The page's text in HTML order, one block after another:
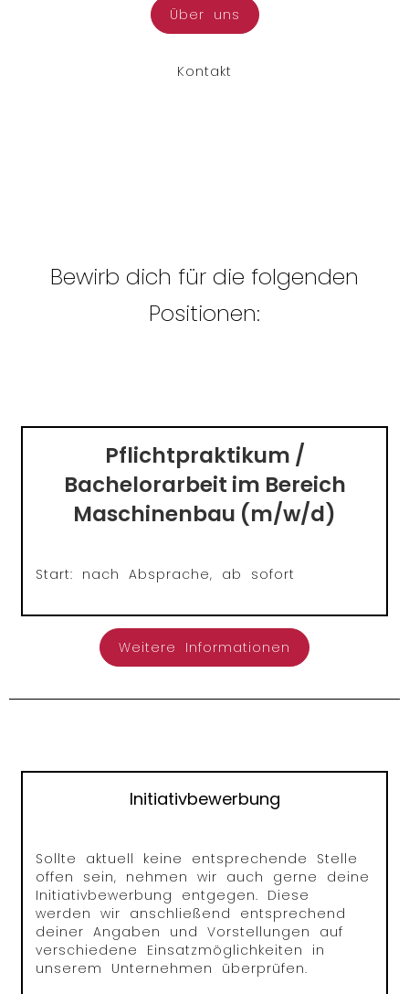
Über uns
Kontakt
Bewirb dich für die folgenden
Positionen:
Pflichtpraktikum /
Bachelorarbeit im Bereich
Maschinenbau (m/w/d)
Start: nach Absprache, ab sofort
Weitere Informationen
Initiativbewerbung
Sollte aktuell keine entsprechende Stelle
offen sein, nehmen wir auch gerne deine
Initiativbewerbung entgegen. Diese
werden wir anschließend entsprechend
deiner Angaben und Vorstellungen auf
verschiedene Einsatzmöglichkeiten in
unserem Unternehmen überprüfen.